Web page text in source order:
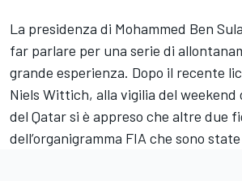
La presidenza di Mohammed Ben
far parlare per una serie di
grande esperienza. Dopo il recente
Niels Wittich, alla vigilia del weekend
del Qatar si è appreso che altre due
dell’organigramma FIA che sono